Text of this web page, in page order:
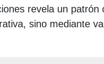
revela un patrón
sino mediante